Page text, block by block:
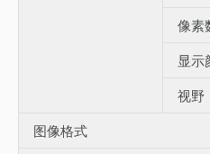
像素
显示
视野
图像格式